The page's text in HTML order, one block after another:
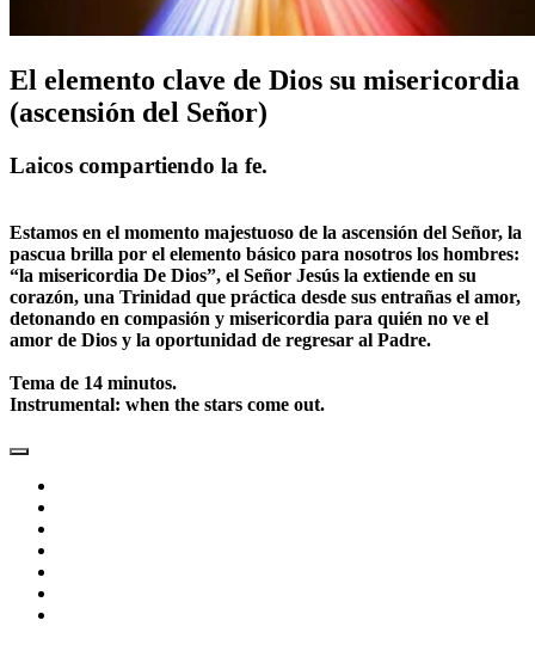
El elemento clave de Dios su misericordia
(ascensión del Señor)
Laicos compartiendo la fe.
Estamos en el momento majestuoso de la ascensión del Señor, la
pascua brilla por el elemento básico para nosotros los hombres:
“la misericordia De Dios”, el Señor Jesús la extiende en su
corazón, una Trinidad que práctica desde sus entrañas el amor,
detonando en compasión y misericordia para quién no ve el
amor de Dios y la oportunidad de regresar al Padre.
Tema de 14 minutos.
Instrumental: when the stars come out.